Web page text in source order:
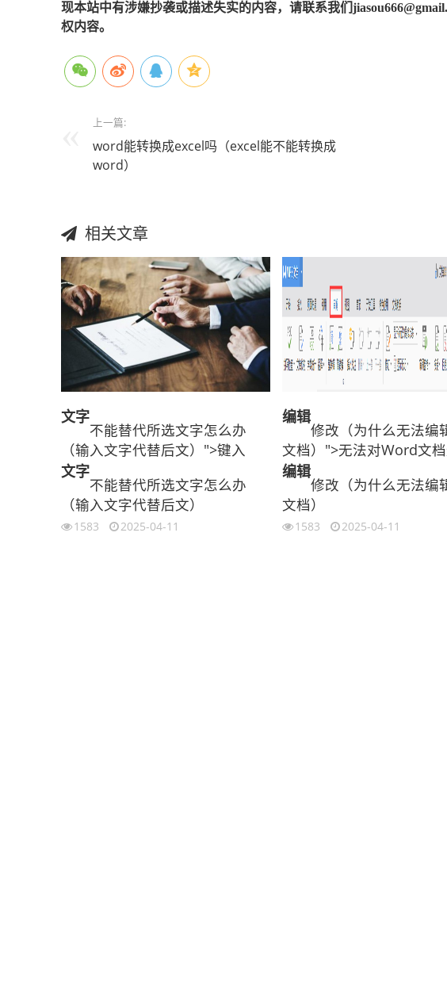
现本站中有涉嫌抄袭或描述失实的内容，请联系我们
权内容。
上一篇:
word能转换成excel吗（excel能不能转换成
word）
相关文章
文字
不能替代所选文字怎么办
（输入文字代替后文）">键入
文字
不能替代所选文字怎么办
（输入文字代替后文）
1583 2025-04-11
编辑
修改（为什么无法编
文档）">无法对Word文
编辑
修改（为什么无法编
文档）
1583 2025-04-11